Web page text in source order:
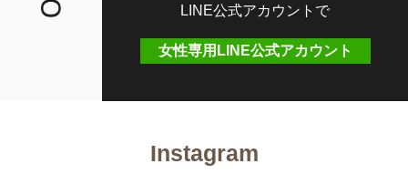
LINE公式アカウントで
女性専用LINE公式アカウント
Instagram